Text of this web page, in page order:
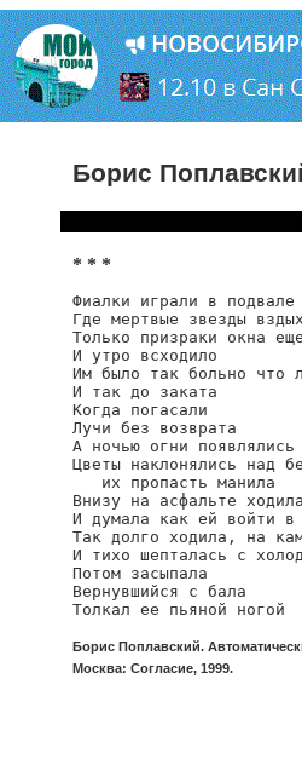
Борис
* * *
Фиалки играли в подвале
Где мертвые звезды
Только призраки окна
И утро всходило
Им было так больно что
И так до заката
Когда погасали
Лучи без возврата
А ночью огни
Цветы наклонялись над
   их пропасть манила
Внизу на асфальте
И думала как ей войти в
Так долго ходила, на
И тихо шепталась с
Потом засыпала
Вернувшийся с бала
Толкал ее пьяной ногой
Борис Поплавский.
Москва: Согласие, 1999.